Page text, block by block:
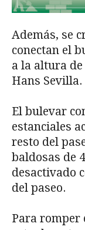
Además, se
conectan el
a la altura
Hans Sevilla.
El bulevar
estanciales
resto del
baldosas de
desactivado
del paseo.
Para romper